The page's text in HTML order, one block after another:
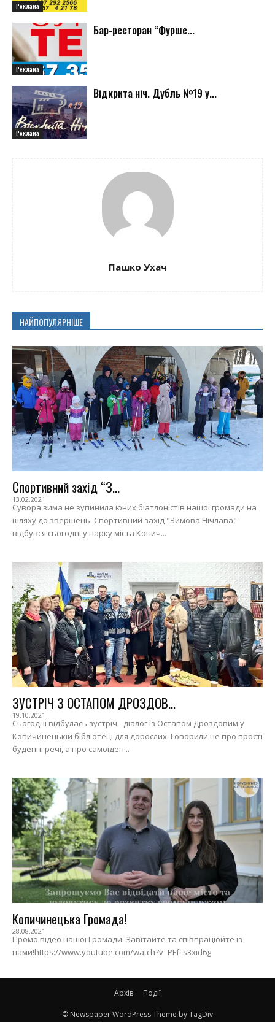
Реклама
Реклама
Бар-ресторан “Фурше...
Реклама
Відкрита ніч. Дубль №19 у...
Пашко Ухач
НАЙПОПУЛЯРНІШЕ
Спортивний захід “З...
13.02.2021
Сувора зима не зупинила юних біатлоністів нашої громади на
шляху до звершень. Спортивний захід "Зимова Нічлава"
відбувся сьогодні у парку міста Копич...
ЗУСТРІЧ З ОСТАПОМ ДРОЗДОВ...
19.10.2021
Сьогодні відбулась зустріч - діалог із Остапом Дроздовим у
Копичинецькій бібліотеці для дорослих. Говорили не про прості
буденні речі, а про самоіден...
Копичинецька Громада!
28.08.2021
Промо відео нашої Громади. Завітайте та співпрацюйте із
нами!https://www.youtube.com/watch?v=PFf_s3xid6g
Архів Події
© Newspaper WordPress Theme by TagDiv